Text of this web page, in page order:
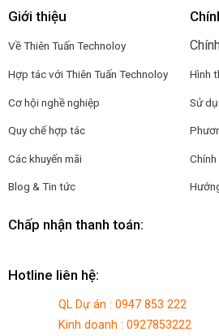
Giới thiệu
Về Thiên Tuấn Technoloy
Hợp tác với Thiên Tuấn Technoloy
Cơ hội nghề nghiệp
Quy chế hợp tác
Các khuyến mãi
Blog & Tin tức
Hình
Sử
Chấp nhận thanh toán:
Hotline liên hệ:
QL Dự án : 0947 853 222
Kinh doanh : 0927853222